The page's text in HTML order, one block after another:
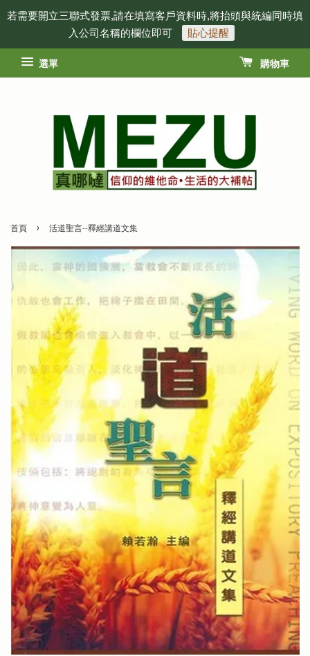
若需要開立三聯式發票,請在填寫客戶資料時,將抬頭與統編同時填
入公司名稱的欄位即可
貼心提醒
選單 購物車
首頁 › 活道聖言--釋經講道文集